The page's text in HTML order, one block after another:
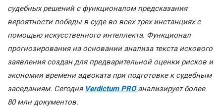
судебных решений с функционалом предсказания
вероятности победы в суде во всех трех инстанциях с
помощью искусственного интеллекта. Функционал
прогнозирования на основании анализа текста искового
заявления создан для предварительной оценки рисков и
экономии времени адвоката при подготовке к судебным
заседаниям. Сегодня Verdictum PROанализирует более
80 млн документов.